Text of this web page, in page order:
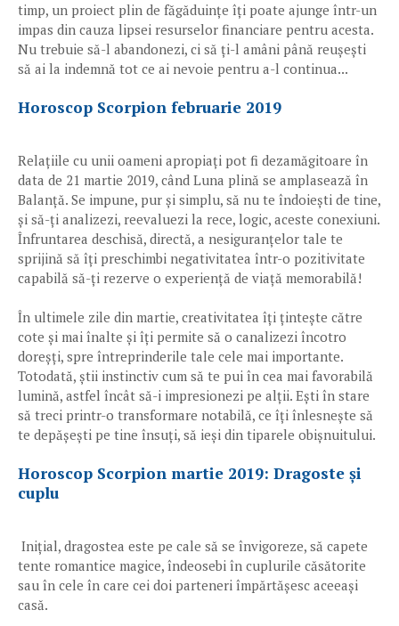
timp, un proiect plin de făgăduințe îți poate ajunge într-un
impas din cauza lipsei resurselor financiare pentru acesta.
Nu trebuie să-l abandonezi, ci să ți-l amâni până reușești
să ai la indemnă tot ce ai nevoie pentru a-l continua...
Horoscop Scorpion februarie 2019
Relațiile cu unii oameni apropiați pot fi dezamăgitoare în
data de 21 martie 2019, când Luna plină se amplasează în
Balanță. Se impune, pur și simplu, să nu te îndoiești de tine,
și să-ți analizezi, reevaluezi la rece, logic, aceste conexiuni.
Înfruntarea deschisă, directă, a nesiguranțelor tale te
sprijină să îți preschimbi negativitatea într-o pozitivitate
capabilă să-ți rezerve o experiență de viață memorabilă!
În ultimele zile din martie, creativitatea îți țintește către
cote și mai înalte și îți permite să o canalizezi încotro
doreșți, spre întreprinderile tale cele mai importante.
Totodată, știi instinctiv cum să te pui în cea mai favorabilă
lumină, astfel încât să-i impresionezi pe alții. Ești în stare
să treci printr-o transformare notabilă, ce îți înlesnește să
te depășești pe tine însuți, să ieși din tiparele obișnuitului.
Horoscop Scorpion martie 2019: Dragoste și
cuplu
Inițial, dragostea este pe cale să se învigoreze, să capete
tente romantice magice, îndeosebi în cuplurile căsătorite
sau în cele în care cei doi parteneri împărtășesc aceeași
casă.